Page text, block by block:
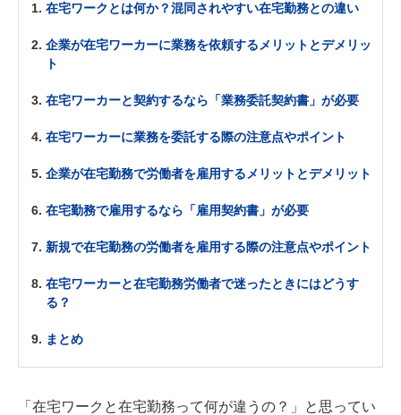
在宅ワークとは何か？混同されやすい在宅勤務との違い
企業が在宅ワーカーに業務を依頼するメリットとデメリッ
ト
在宅ワーカーと契約するなら「業務委託契約書」が必要
在宅ワーカーに業務を委託する際の注意点やポイント
企業が在宅勤務で労働者を雇用するメリットとデメリット
在宅勤務で雇用するなら「雇用契約書」が必要
新規で在宅勤務の労働者を雇用する際の注意点やポイント
在宅ワーカーと在宅勤務労働者で迷ったときにはどうす
る？
まとめ
「在宅ワークと在宅勤務って何が違うの？」と思ってい